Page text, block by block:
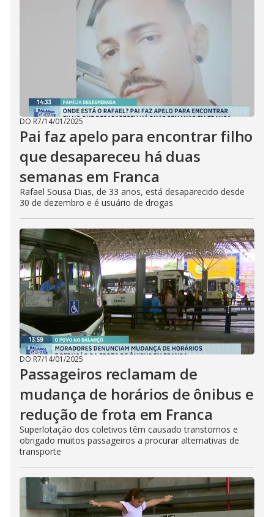
DO R7/14/01/2025
Pai faz apelo para encontrar filho
que desapareceu há duas
semanas em Franca
Rafael Sousa Dias, de 33 anos, está desaparecido desde
30 de dezembro e é usuário de drogas
DO R7/14/01/2025
Passageiros reclamam de
mudança de horários de ônibus e
redução de frota em Franca
Superlotação dos coletivos têm causado transtornos e
obrigado muitos passageiros a procurar alternativas de
transporte